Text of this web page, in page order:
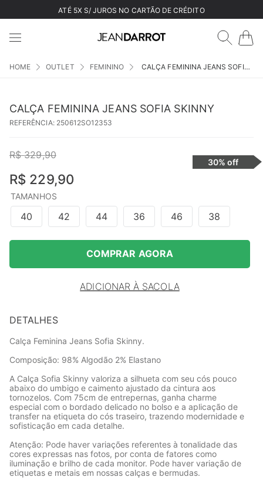
ATÉ 5X S/ JUROS NO CARTÃO DE CRÉDITO
OUTLET FEMININO CALÇA FEMININA JEANS SOFIA SKINNY
CALÇA FEMININA JEANS SOFIA SKINNY
REFERÊNCIA: 250612SO12353
R$ 329,90
R$ 229,90
30% off
TAMANHOS
40 42 44 36 46 38
COMPRAR AGORA
ADICIONAR À SACOLA
DETALHES
Calça Feminina Jeans Sofia Skinny.
Composição: 98% Algodão 2% Elastano
A Calça Sofia Skinny valoriza a silhueta com seu cós pouco
abaixo do umbigo e caimento ajustado da cintura aos
tornozelos. Com 75cm de entrepernas, ganha charme
especial com o bordado delicado no bolso e a aplicação de
transfer na etiqueta do cós traseiro, trazendo modernidade e
sofisticação em cada detalhe.
Atenção: Pode haver variações referentes à tonalidade das
cores expressas nas fotos, por conta de fatores como
iluminação e brilho de cada monitor. Pode haver variação de
etiquetas e metais em nossas calças e bermudas.